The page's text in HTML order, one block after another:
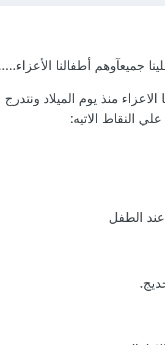
جميعآوهم أطفالنا
منذ يوم الميلاد ونتدرج
النقاط الاتيه: